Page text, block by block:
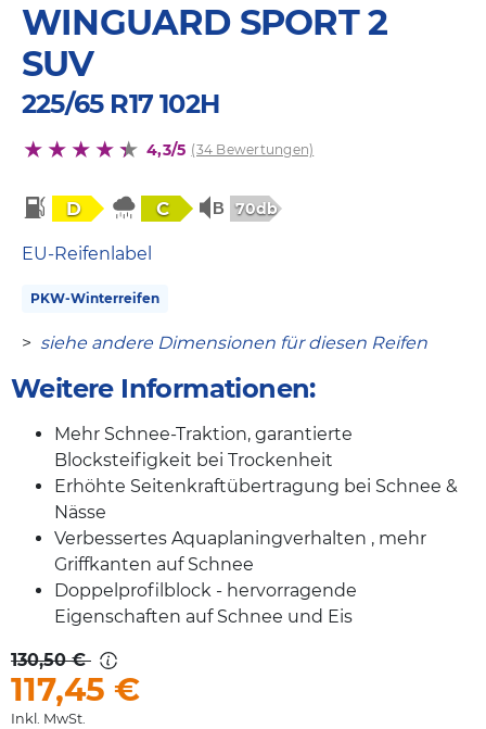
WINGUARD SPORT 2
SUV
225/65 R17 102H
4,3/5 (34 Bewertungen)
D C 70db
EU-Reifenlabel
PKW-Winterreifen
> siehe andere Dimensionen für diesen Reifen
Weitere Informationen:
Mehr Schnee-Traktion, garantierte
Blocksteifigkeit bei Trockenheit
Erhöhte Seitenkraftübertragung bei Schnee &
Nässe
Verbessertes Aquaplaningverhalten , mehr
Griffkanten auf Schnee
Doppelprofilblock - hervorragende
Eigenschaften auf Schnee und Eis
130,50 €
117,45 €
Inkl. MwSt.